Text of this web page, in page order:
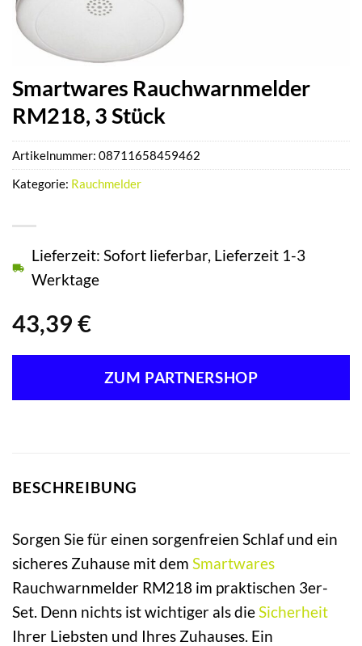
Smartwares Rauchwarnmelder
RM218, 3 Stück
43,39 €
Lieferzeit: Sofort lieferbar, Lieferzeit 1-3
Werktage
ZUM PARTNERSHOP
Artikelnummer: 08711658459462
Kategorie: Rauchmelder
BESCHREIBUNG
Sorgen Sie für einen sorgenfreien Schlaf und ein
sicheres Zuhause mit dem Smartwares
Rauchwarnmelder RM218 im praktischen 3er-
Set. Denn nichts ist wichtiger als dieSicherheit
Ihrer Liebsten und Ihres Zuhauses. Ein